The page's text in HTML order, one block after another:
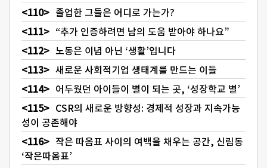
졸업한 그들은 어디로 가는가?
“추가 인증하려면 남의 도움 받아야 하나요”
노동은 이념 아닌 ‘생활’입니다
새로운 사회적기업 생태계를 만드는 이들
어두웠던 아이들이 별이 되는 곳, ‘성장학교 별’
CSR의 새로운 방향성: 경제적 성장과 지속가능
성이 공존해야
작은 따옴표 사이의 여백을 채우는 공간, 신림동
‘작은따옴표’